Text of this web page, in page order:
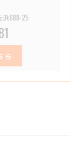
688-25
ら